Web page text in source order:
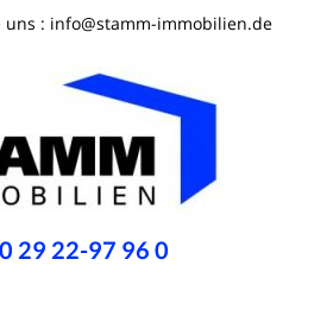
uns : info@stamm-immobilien.de
0 29 22-97 96 0